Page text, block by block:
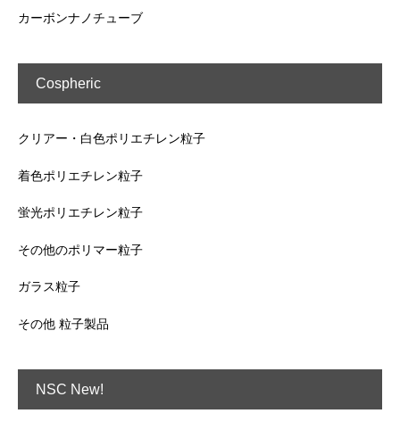
カーボンナノチューブ
Cospheric
クリアー・白色ポリエチレン粒子
着色ポリエチレン粒子
蛍光ポリエチレン粒子
その他のポリマー粒子
ガラス粒子
その他 粒子製品
NSC New!